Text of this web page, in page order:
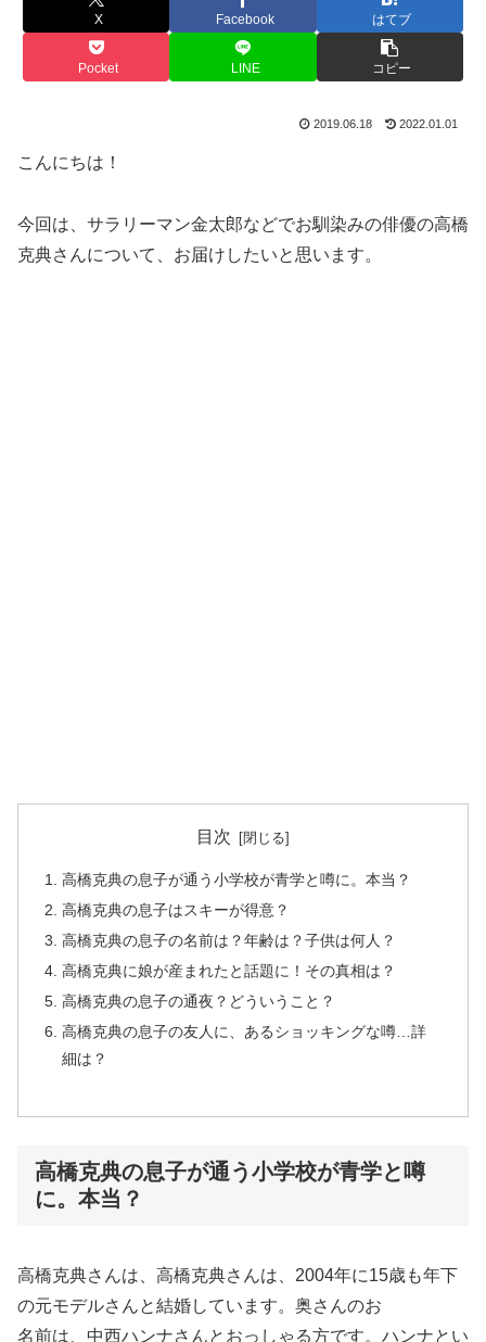
X Facebook はてブ
Pocket LINE コピー
2019.06.18 2022.01.01
こんにちは！
今回は、サラリーマン金太郎などでお馴染みの俳優の高橋
克典さんについて、お届けしたいと思います。
目次
高橋克典の息子が通う小学校が青学と噂に。本当？
高橋克典の息子はスキーが得意？
高橋克典の息子の名前は？年齢は？子供は何人？
高橋克典に娘が産まれたと話題に！その真相は？
高橋克典の息子の通夜？どういうこと？
高橋克典の息子の友人に、あるショッキングな噂…詳
細は？
高橋克典の息子が通う小学校が青学と噂
に。本当？
高橋克典さんは、高橋克典さんは、2004年に15歳も年下
の元モデルさんと結婚しています。奥さんのお
名前は、中西ハンナさんとおっしゃる方です。ハンナとい